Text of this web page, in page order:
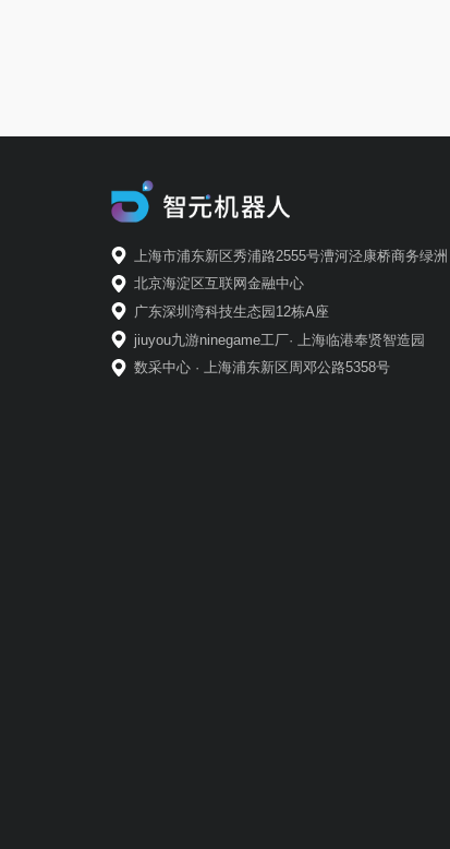
上海市浦东新区秀浦路2555号漕河泾康桥商务绿洲
北京海淀区互联网金融中心
广东深圳湾科技生态园12栋A座
jiuyou九游ninegame工厂· 上海临港奉贤智造园
数采中心 · 上海浦东新区周邓公路5358号